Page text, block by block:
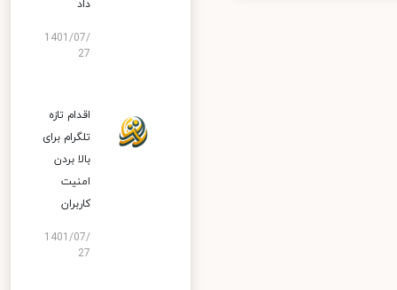
داد
1401/07/
27
اقدام تازه
تلگرام برای
بالا بردن
امنیت
کاربران
1401/07/
27